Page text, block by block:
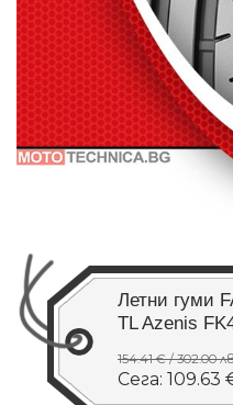
Летни гуми
TL Azenis
154.41 € / 302.00
Сега: 109.63